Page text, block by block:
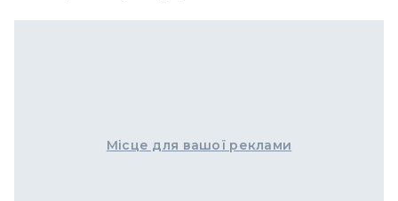
Місце для вашої реклами